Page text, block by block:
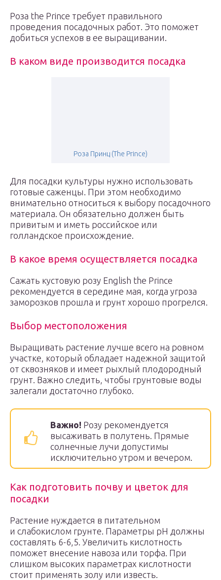
Роза the Prince требует правильного
проведения посадочных работ. Это поможет
добиться успехов в ее выращивании.
В каком виде производится посадка
Роза Принц (The Prince)
Для посадки культуры нужно использовать
готовые саженцы. При этом необходимо
внимательно относиться к выбору посадочного
материала. Он обязательно должен быть
привитым и иметь российское или
голландское происхождение.
В какое время осуществляется посадка
Сажать кустовую розу English the Prince
рекомендуется в середине мая, когда угроза
заморозков прошла и грунт хорошо прогрелся.
Выбор местоположения
Выращивать растение лучше всего на ровном
участке, который обладает надежной защитой
от сквозняков и имеет рыхлый плодородный
грунт. Важно следить, чтобы грунтовые воды
залегали достаточно глубоко.
Важно! Розу рекомендуется
высаживать в полутень. Прямые
солнечные лучи допустимы
исключительно утром и вечером.
Как подготовить почву и цветок для
посадки
Растение нуждается в питательном
и слабокислом грунте. Параметры рН должны
составлять 6-6,5. Увеличить кислотность
поможет внесение навоза или торфа. При
слишком высоких параметрах кислотности
стоит применять золу или известь.